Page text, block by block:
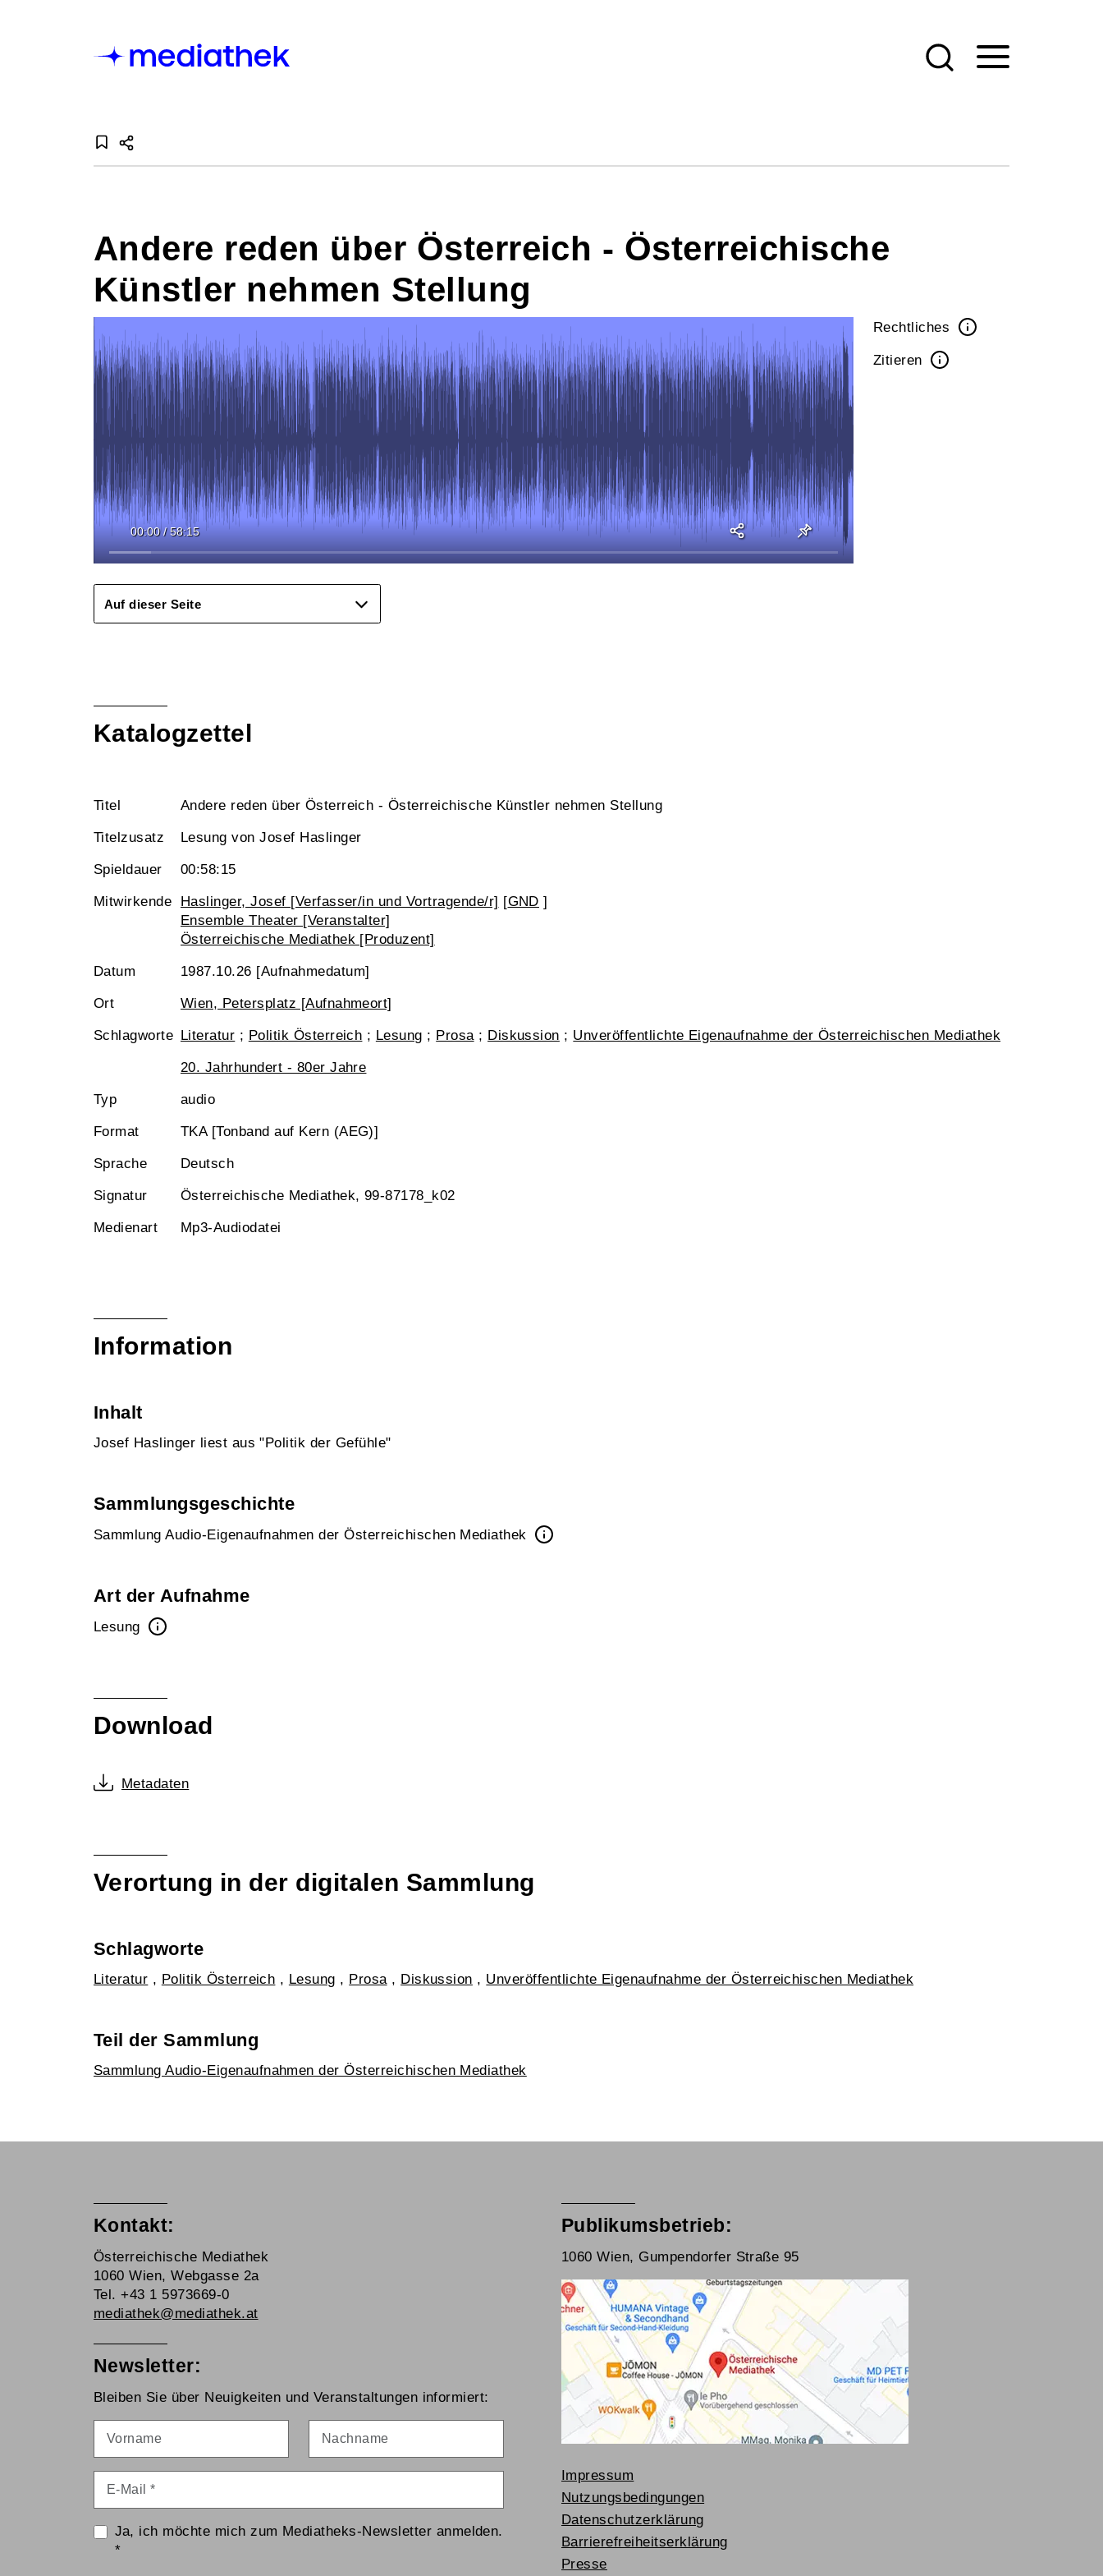
Andere reden über Österreich - Österreichische
Künstler nehmen Stellung
00:00 / 58:15
Rechtliches
Zitieren
Auf dieser Seite
Katalogzettel
Titel Andere reden über Österreich - Österreichische Künstler nehmen Stellung
Titelzusatz Lesung von Josef Haslinger
Spieldauer 00:58:15
Mitwirkende Haslinger, Josef [Verfasser/in und Vortragende/r] [GND ]
Ensemble Theater [Veranstalter]
Österreichische Mediathek [Produzent]
Datum 1987.10.26 [Aufnahmedatum]
Ort Wien, Petersplatz [Aufnahmeort]
Schlagworte Literatur ; Politik Österreich ; Lesung ; Prosa; Diskussion ; Unveröffentlichte Eigenaufnahme der Österreichischen Mediathek
20. Jahrhundert - 80er Jahre
Typ audio
Format TKA [Tonband auf Kern (AEG)]
Sprache Deutsch
Signatur Österreichische Mediathek, 99-87178_k02
Medienart Mp3-Audiodatei
Information
Inhalt
Josef Haslinger liest aus "Politik der Gefühle"
Sammlungsgeschichte
Sammlung Audio-Eigenaufnahmen der Österreichischen Mediathek
Art der Aufnahme
Lesung
Download
Metadaten
Verortung in der digitalen Sammlung
Schlagworte
Literatur , Politik Österreich , Lesung , Prosa, Diskussion , Unveröffentlichte Eigenaufnahme der Österreichischen Mediathek
Teil der Sammlung
Sammlung Audio-Eigenaufnahmen der Österreichischen Mediathek
Kontakt:
Österreichische Mediathek
1060 Wien, Webgasse 2a
Tel. +43 1 5973669-0
mediathek@mediathek.at
Newsletter:
Bleiben Sie über Neuigkeiten und Veranstaltungen informiert:
Ja, ich möchte mich zum Mediatheks-Newsletter anmelden.
*
Publikumsbetrieb:
1060 Wien, Gumpendorfer Straße 95
Impressum
Nutzungsbedingungen
Datenschutzerklärung
Barrierefreiheitserklärung
Presse